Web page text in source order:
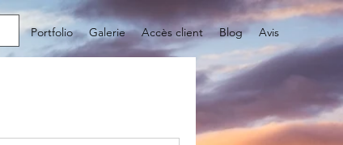
Portfolio Galerie Accès client Blog Avis